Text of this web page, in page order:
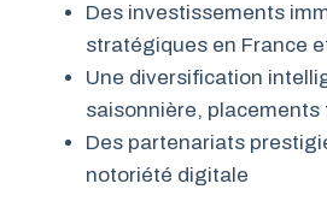
Des investissements
stratégiques en France
Une diversification
saisonnière, placements
Des partenariats
notoriété digitale